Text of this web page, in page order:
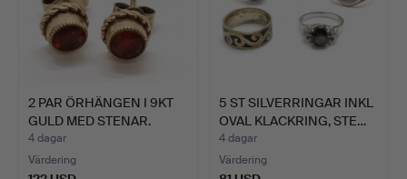
2 PAR ÖRHÄNGEN I 9KT
GULD MED STENAR.
4 dagar
Värdering
5 ST SILVERRINGAR INKL
OVAL KLACKRING, STE…
4 dagar
Värdering